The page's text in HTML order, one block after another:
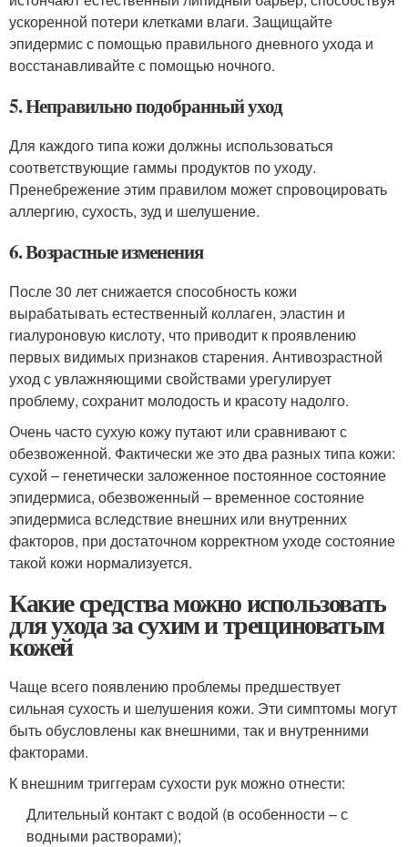
ускоренной потери клетками влаги. Защищайте
эпидермис с помощью правильного дневного ухода и
восстанавливайте с помощью ночного.
5. Неправильно подобранный уход
Для каждого типа кожи должны использоваться
соответствующие гаммы продуктов по уходу.
Пренебрежение этим правилом может спровоцировать
аллергию, сухость, зуд и шелушение.
6. Возрастные изменения
После 30 лет снижается способность кожи
вырабатывать естественный коллаген, эластин и
гиалуроновую кислоту, что приводит к проявлению
первых видимых признаков старения. Антивозрастной
уход с увлажняющими свойствами урегулирует
проблему, сохранит молодость и красоту надолго.
Очень часто сухую кожу путают или сравнивают с
обезвоженной. Фактически же это два разных типа кожи:
сухой – генетически заложенное постоянное состояние
эпидермиса, обезвоженный – временное состояние
эпидермиса вследствие внешних или внутренних
факторов, при достаточном корректном уходе состояние
такой кожи нормализуется.
Какие средства можно использовать
для ухода за сухим и трещиноватым
кожей
Чаще всего появлению проблемы предшествует
сильная сухость и шелушения кожи. Эти симптомы могут
быть обусловлены как внешними, так и внутренними
факторами.
К внешним триггерам сухости рук можно отнести:
Длительный контакт с водой (в особенности – с
водными растворами);